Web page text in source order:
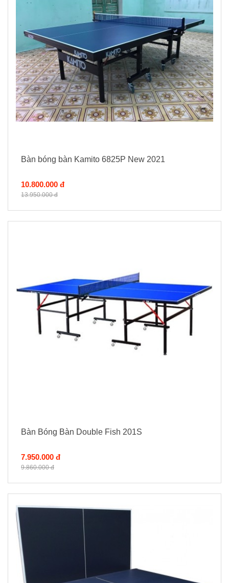
Bàn bóng bàn Kamito 6825P New 2021
10.800.000 đ
13.950.000 đ
Bàn Bóng Bàn Double Fish 201S
7.950.000 đ
9.860.000 đ